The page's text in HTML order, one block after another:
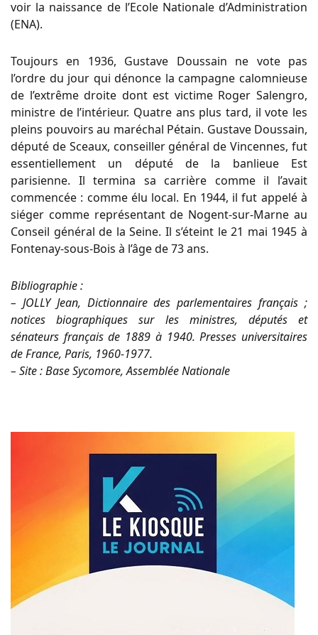
voir la naissance de l’Ecole Nationale d’Administration
(ENA).
Toujours en 1936, Gustave Doussain ne vote pas
l’ordre du jour qui dénonce la campagne calomnieuse
de l’extrême droite dont est victime Roger Salengro,
ministre de l’intérieur. Quatre ans plus tard, il vote les
pleins pouvoirs au maréchal Pétain. Gustave Doussain,
député de Sceaux, conseiller général de Vincennes, fut
essentiellement un député de la banlieue Est
parisienne. Il termina sa carrière comme il l’avait
commencée : comme élu local. En 1944, il fut appelé à
siéger comme représentant de Nogent-sur-Marne au
Conseil général de la Seine. Il s’éteint le 21 mai 1945 à
Fontenay-sous-Bois à l’âge de 73 ans.
Bibliographie :
– JOLLY Jean, Dictionnaire des parlementaires français ;
notices biographiques sur les ministres, députés et
sénateurs français de 1889 à 1940. Presses universitaires
de France, Paris, 1960-1977.
– Site : Base Sycomore, Assemblée Nationale